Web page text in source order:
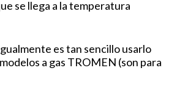
se llega a la temperatura
es tan sencillo usarlo
a gas TROMEN (son para